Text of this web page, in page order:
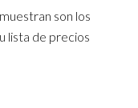
son los
lista de precios